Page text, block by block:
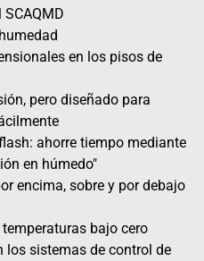
en los pisos de
pero diseñado para
ahorre tiempo mediante
en húmedo"
encima, sobre y por debajo
bajo cero
los sistemas de control de